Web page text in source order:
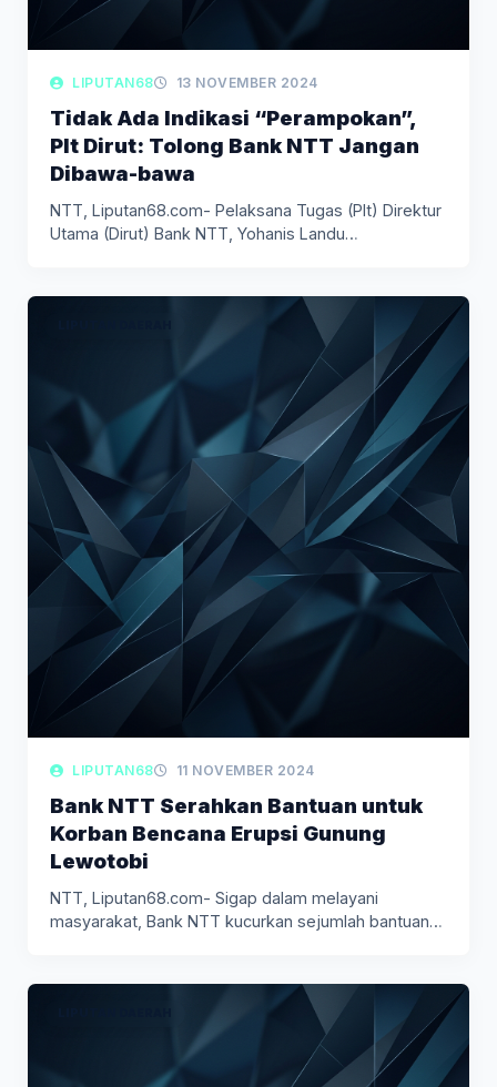
LIPUTAN68 13 NOVEMBER 2024
Tidak Ada Indikasi “Perampokan”,
Plt Dirut: Tolong Bank NTT Jangan
Dibawa-bawa
NTT, Liputan68.com- Pelaksana Tugas (Plt) Direktur
Utama (Dirut) Bank NTT, Yohanis Landu…
LIPUTAN68 11 NOVEMBER 2024
Bank NTT Serahkan Bantuan untuk
Korban Bencana Erupsi Gunung
Lewotobi
NTT, Liputan68.com- Sigap dalam melayani
masyarakat, Bank NTT kucurkan sejumlah bantuan